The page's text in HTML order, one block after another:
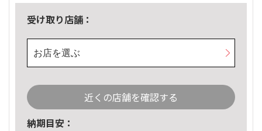
受け取り店舗：
お店を選ぶ
近くの店舗を確認する
納期目安：